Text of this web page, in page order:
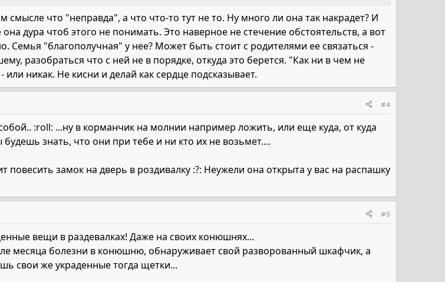
смысле что "неправда", а что что-то тут не то. Ну много ли она так накрадет? И
дура чтоб этого не понимать. Это наверное не стечение обстоятельств, а вот
Семья "благополучная" у нее? Может быть стоит с родителями ее связаться -
разобраться что с ней не в порядке, откуда это берется. "Как ни в чем не
никак. Не кисни и делай как сердце подсказывает.
#4
:roll: ...ну в корманчик на молнии например ложить, или еще куда, от куда
знать, что они при тебе и ни кто их не возьмет....
повесить замок на дверь в роздивалку :?: Неужели она открыта у вас на распашку
#5
вещи в раздевалках! Даже на своих конюшнях...
месяца болезни в конюшню, обнаруживает свой разворованный шкафчик, а
свои же украденные тогда щетки...